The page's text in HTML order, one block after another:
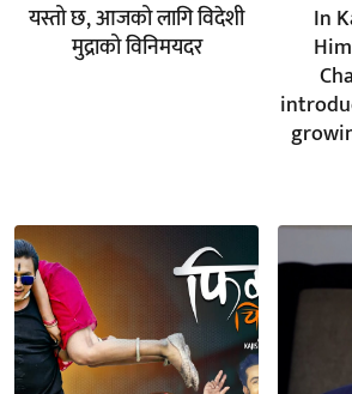
यस्तो छ, आजको लागि विदेशी
मुद्राको विनिमयदर
In